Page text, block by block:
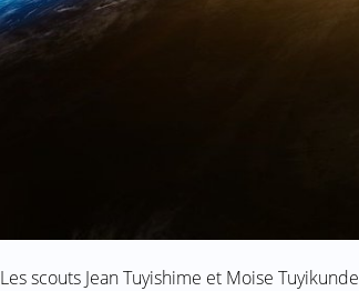
Les scouts Jean Tuyishime et Moise